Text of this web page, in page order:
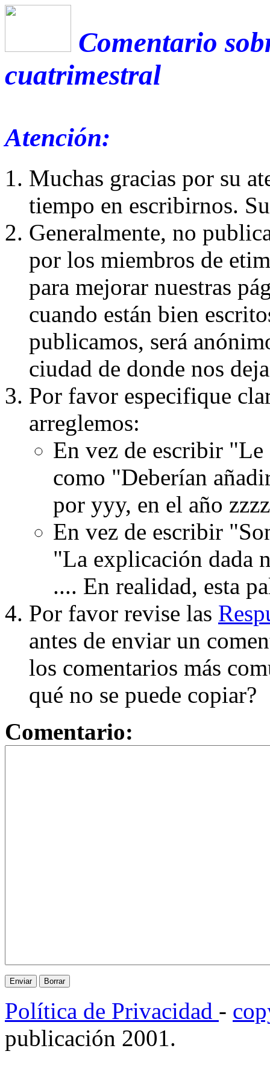
Comentario
cuatrimestral
Atención:
Muchas gracias por su
tiempo en escribirnos.
Generalmente, no
por los miembros de
para mejorar nuestras
cuando están bien
publicamos, será
ciudad de donde nos
Por favor especifique
arreglemos:
En vez de escribir
como "Deberían
por yyy, en el año
En vez de escribir
"La explicación dada
.... En realidad, esta
Por favor revise las
antes de enviar un
los comentarios más
qué no se puede copiar?
Comentario:
Política de Privacidad -
publicación 2001.